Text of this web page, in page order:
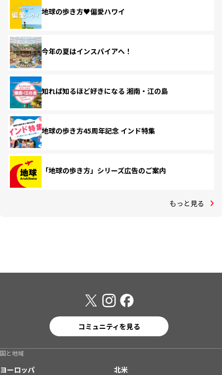
地球の歩き方♥偏愛ハワイ
今年の夏はインスパイアへ！
知れば知るほど好きになる 湘南・江の島
地球の歩き方45周年記念 インド特集
「地球の歩き方」シリーズ広告のご案内
もっと見る
コミュニティを見る
国と地域
ヨーロッパ
北米